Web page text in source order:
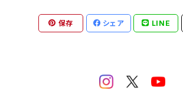
保存 シェア LINE